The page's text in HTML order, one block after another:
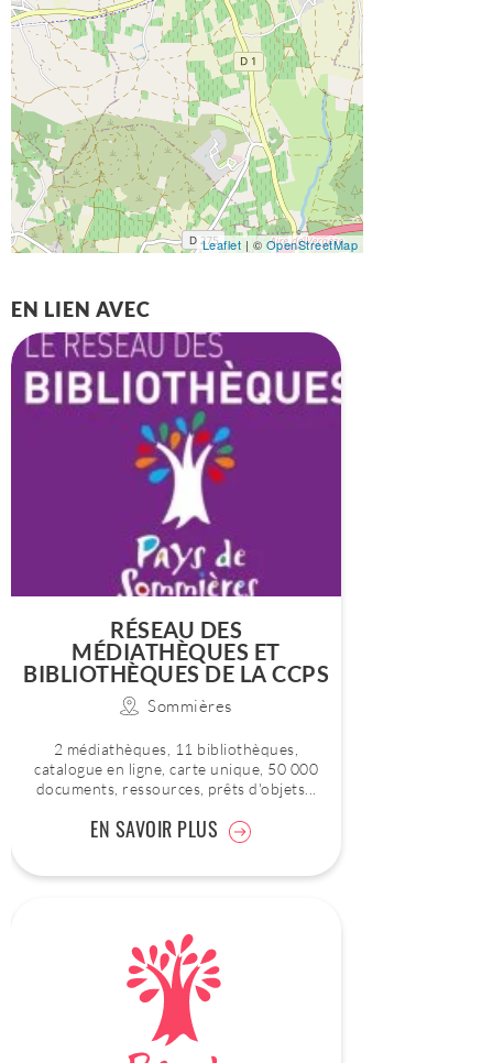
Leaflet | © OpenStreetMap
EN LIEN AVEC
RÉSEAU DES
MÉDIATHÈQUES ET
BIBLIOTHÈQUES DE LA CCPS
Sommières
2 médiathèques, 11 bibliothèques,
catalogue en ligne, carte unique, 50 000
documents, ressources, prêts d'objets...
EN SAVOIR PLUS